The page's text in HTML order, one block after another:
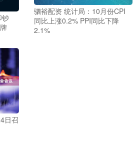
钞
驷裕配资 统计局：10月份CPI
同比上涨0.2% PPI同比下降
2.1%
日召